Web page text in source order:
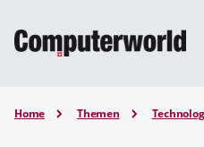
Home Themen